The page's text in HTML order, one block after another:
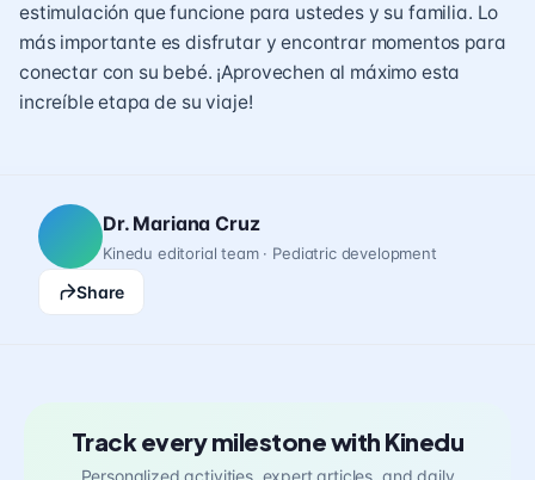
estimulación que funcione para ustedes y su familia. Lo
más importante es disfrutar y encontrar momentos para
conectar con su bebé. ¡Aprovechen al máximo esta
increíble etapa de su viaje!
Dr. Mariana Cruz
Kinedu editorial team · Pediatric development
Share
Track every milestone with Kinedu